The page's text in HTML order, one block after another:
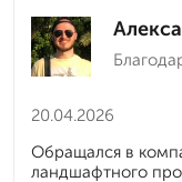
20.04.2026
Обращался в
ландшафтного